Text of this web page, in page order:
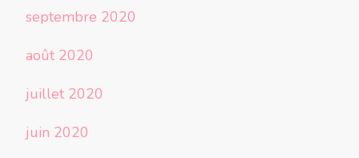
septembre 2020
août 2020
juillet 2020
juin 2020